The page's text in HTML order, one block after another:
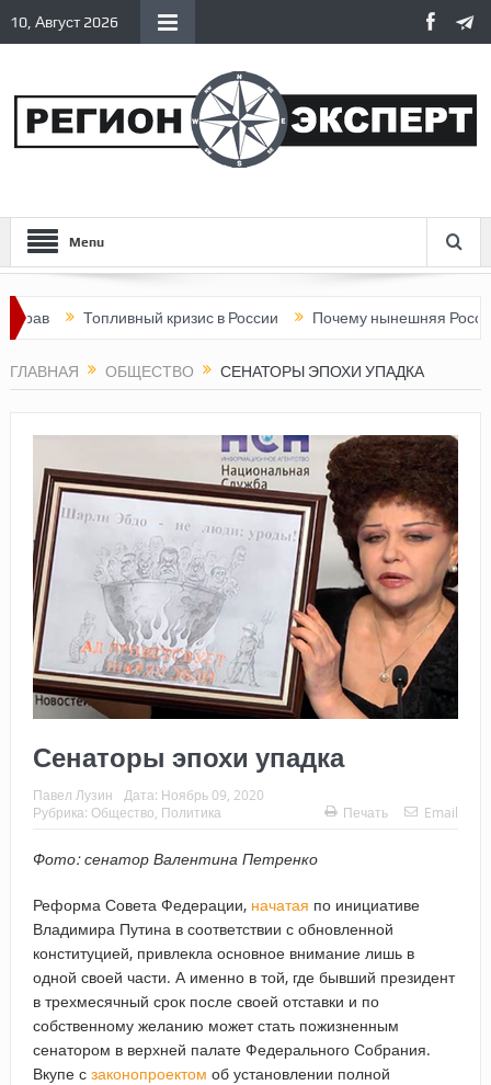
10, Август 2026
Menu
Топливный кризис в России Почему нынешняя Россия
ГЛАВНАЯ ОБЩЕСТВО СЕНАТОРЫ ЭПОХИ УПАДКА
Сенаторы эпохи упадка
Павел Лузин Дата: Ноябрь 09, 2020
Рубрика: Общество Политика Печать Email
Фото: сенатор Валентина Петренко
Реформа Совета Федерации, начатая по инициативе
Владимира Путина в соответствии с обновленной
конституцией, привлекла основное внимание лишь в
одной своей части. А именно в той, где бывший президент
в трехмесячный срок после своей отставки и по
собственному желанию может стать пожизненным
сенатором в верхней палате Федерального Собрания.
Вкупе с законопроектом об установлении полной